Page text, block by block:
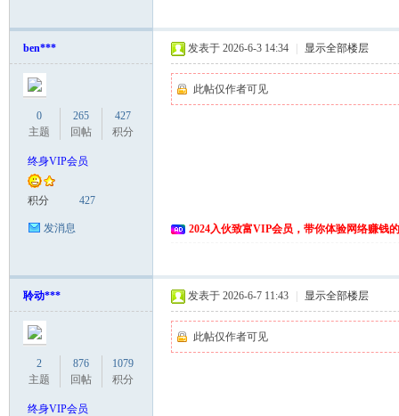
ben***
0
主题
265
回帖
427
积分
终身VIP会员
积分 427
发消息
发表于 2026-6-3 14:34 显示全部楼层
此帖仅作者可见
2024入伙致富VIP会员，带你体验网络赚钱
聆动***
2
主题
876
回帖
1079
积分
终身VIP会员
发表于 2026-6-7 11:43 显示全部楼层
此帖仅作者可见